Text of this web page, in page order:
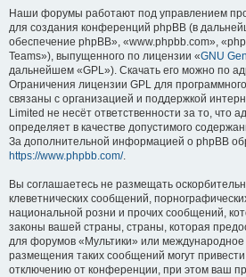
Наши форумы работают под управлением
для создания конференций phpBB (в
обеспечение phpBB», «www.phpbb.com»,
Teams»), выпущенного по лицензии «GNU
дальнейшем «GPL»). Скачать его можно по
Ограничения лицензии GPL для
связаны с организацией и поддержкой
Limited не несёт ответственности за то, что
определяет в качестве допустимого
За дополнительной информацией о phpBB
https://www.phpbb.com/.
Вы соглашаетесь не размещать
клеветнических сообщений,
национальной розни и прочих сообщений,
законы вашей страны, страны, которая
для форумов «Мультики» или
размещения таких сообщений могут
отключению от конференции, при этом ваш